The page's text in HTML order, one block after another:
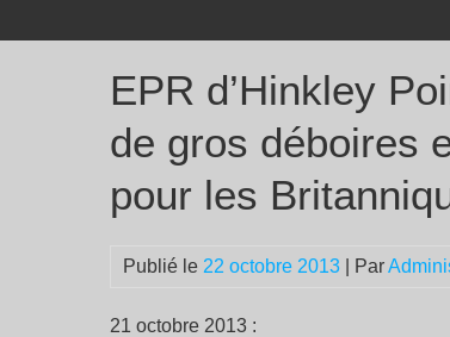
EPR d’Hinkley
de gros déboires
pour les
Publié le 22 octobre 2013 | Par
21 octobre 2013 :